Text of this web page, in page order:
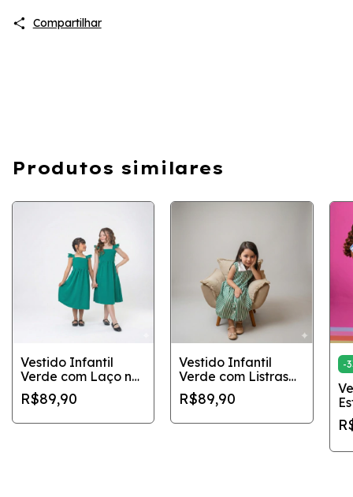
Compartilhar
Produtos similares
Vestido Infantil
Verde com Laço nas
Costas – Tamanhos
8 e 12
R$89,90
Vestido Infantil
Verde com Listras
Brancas e Gola
Branca
R$89,90
-